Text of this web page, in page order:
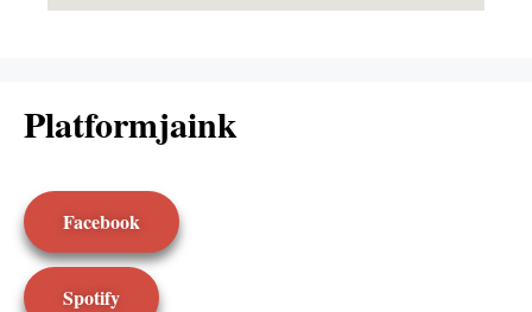
Platformjaink
Facebook
Spotify